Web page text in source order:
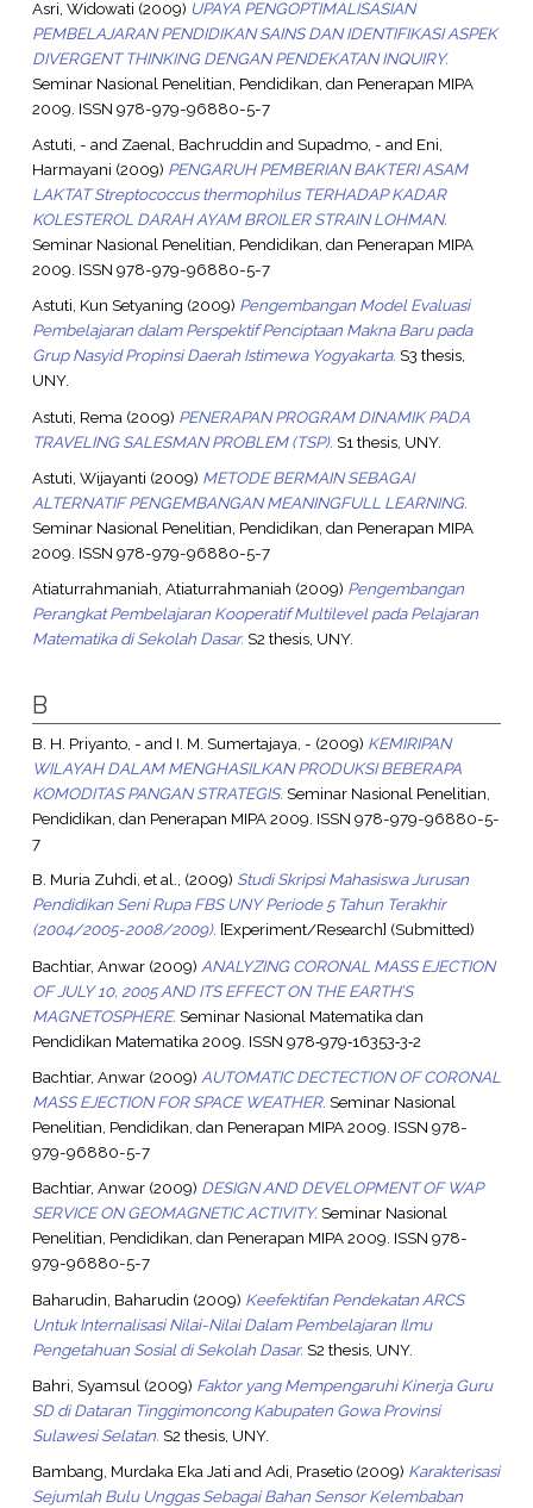
Asri, Widowati (2009) UPAYA PENGOPTIMALISASIAN
PEMBELAJARAN PENDIDIKAN SAINS DAN IDENTIFIKASI ASPEK
DIVERGENT THINKING DENGAN PENDEKATAN INQUIRY.
Seminar Nasional Penelitian, Pendidikan, dan Penerapan MIPA
2009. ISSN 978-979-96880-5-7
Astuti, - and Zaenal, Bachruddin and Supadmo, - and Eni,
Harmayani (2009) PENGARUH PEMBERIAN BAKTERI ASAM
LAKTAT Streptococcus thermophilus TERHADAP KADAR
KOLESTEROL DARAH AYAM BROILER STRAIN LOHMAN.
Seminar Nasional Penelitian, Pendidikan, dan Penerapan MIPA
2009. ISSN 978-979-96880-5-7
Astuti, Kun Setyaning (2009) Pengembangan Model Evaluasi
Pembelajaran dalam Perspektif Penciptaan Makna Baru pada
Grup Nasyid Propinsi Daerah Istimewa Yogyakarta. S3 thesis,
UNY.
Astuti, Rema (2009) PENERAPAN PROGRAM DINAMIK PADA
TRAVELING SALESMAN PROBLEM (TSP). S1 thesis, UNY.
Astuti, Wijayanti (2009) METODE BERMAIN SEBAGAI
ALTERNATIF PENGEMBANGAN MEANINGFULL LEARNING.
Seminar Nasional Penelitian, Pendidikan, dan Penerapan MIPA
2009. ISSN 978-979-96880-5-7
Atiaturrahmaniah, Atiaturrahmaniah (2009) Pengembangan
Perangkat Pembelajaran Kooperatif Multilevel pada Pelajaran
Matematika di Sekolah Dasar. S2 thesis, UNY.
B
B. H. Priyanto, - and I. M. Sumertajaya, - (2009) KEMIRIPAN
WILAYAH DALAM MENGHASILKAN PRODUKSI BEBERAPA
KOMODITAS PANGAN STRATEGIS. Seminar Nasional Penelitian,
Pendidikan, dan Penerapan MIPA 2009. ISSN 978-979-96880-5-
7
B. Muria Zuhdi, et al., (2009) Studi Skripsi Mahasiswa Jurusan
Pendidikan Seni Rupa FBS UNY Periode 5 Tahun Terakhir
(2004/2005-2008/2009). [Experiment/Research] (Submitted)
Bachtiar, Anwar(2009) ANALYZING CORONAL MASS EJECTION
OF JULY 10, 2005 AND ITS EFFECT ON THE EARTH’S
MAGNETOSPHERE. Seminar Nasional Matematika dan
Pendidikan Matematika 2009. ISSN 978‐979‐16353‐3‐2
Bachtiar, Anwar(2009) AUTOMATIC DECTECTION OF CORONAL
MASS EJECTION FOR SPACE WEATHER. Seminar Nasional
Penelitian, Pendidikan, dan Penerapan MIPA 2009. ISSN 978-
979-96880-5-7
Bachtiar, Anwar(2009) DESIGN AND DEVELOPMENT OF WAP
SERVICE ON GEOMAGNETIC ACTIVITY.Seminar Nasional
Penelitian, Pendidikan, dan Penerapan MIPA 2009. ISSN 978-
979-96880-5-7
Baharudin, Baharudin (2009) Keefektifan Pendekatan ARCS
Untuk Internalisasi Nilai-Nilai Dalam Pembelajaran Ilmu
Pengetahuan Sosial di Sekolah Dasar. S2 thesis, UNY.
Bahri, Syamsul (2009) Faktor yang Mempengaruhi Kinerja Guru
SD di Dataran Tinggimoncong Kabupaten Gowa Provinsi
Sulawesi Selatan. S2 thesis, UNY.
Bambang, Murdaka Eka Jati andAdi, Prasetio(2009) Karakterisasi
Sejumlah Bulu Unggas Sebagai Bahan Sensor Kelembaban